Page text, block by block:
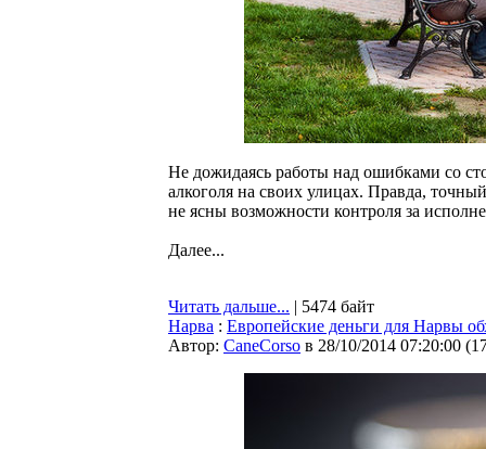
Не дожидаясь работы над ошибками со
алкоголя на своих улицах. Правда,
не ясны возможности контроля за
Далее...
Читать дальше... | 5474 байт
Нарва : Европейские деньги для Нарвы
Автор: CaneCorso в 28/10/2014 07:20:00 (